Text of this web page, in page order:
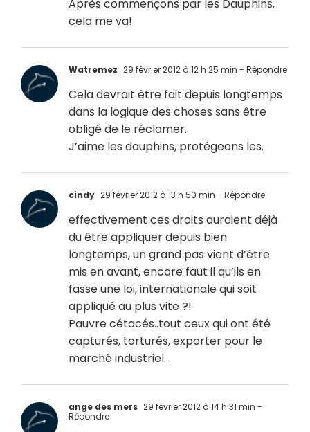
Après commençons par les Dauphins,
cela me va!
Watremez 29 février 2012 à 12 h 25 min - Répondre
Cela devrait être fait depuis longtemps
dans la logique des choses sans être
obligé de le réclamer.
J’aime les dauphins, protégeons les.
cindy 29 février 2012 à 13 h 50 min - Répondre
effectivement ces droits auraient déjà
du être appliquer depuis bien
longtemps, un grand pas vient d’être
mis en avant, encore faut il qu’ils en
fasse une loi, internationale qui soit
appliqué au plus vite ?!
Pauvre cétacés..tout ceux qui ont été
capturés, torturés, exporter pour le
marché industriel..
ange des mers 29 février 2012 à 14 h 31 min -
Répondre